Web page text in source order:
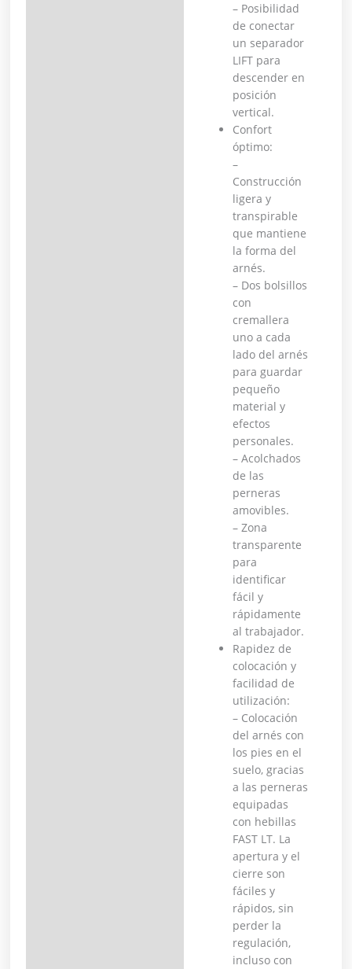
– Posibilidad
de conectar
un separador
LIFT para
descender en
posición
vertical.
Confort
óptimo:
–
Construcción
ligera y
transpirable
que mantiene
la forma del
arnés.
– Dos bolsillos
con
cremallera
uno a cada
lado del arnés
para guardar
pequeño
material y
efectos
personales.
– Acolchados
de las
perneras
amovibles.
– Zona
transparente
para
identificar
fácil y
rápidamente
al trabajador.
Rapidez de
colocación y
facilidad de
utilización:
– Colocación
del arnés con
los pies en el
suelo, gracias
a las perneras
equipadas
con hebillas
FAST LT. La
apertura y el
cierre son
fáciles y
rápidos, sin
perder la
regulación,
incluso con